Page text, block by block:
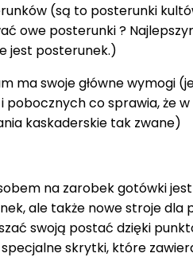
(są to posterunki
owe posterunki ?
jest posterunek.)
ma swoje główne wymogi
i pobocznych co sprawia, że
kaskaderskie tak zwane)
na zarobek gotówki
ale także nowe stroje
swoją postać dzięki
skrytki, które